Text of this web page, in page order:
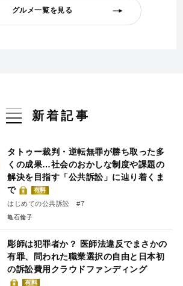
グルメ一覧を見る
新着記事
タトゥー裁判・逆転無罪が勝ち取った多
くの成果…社会のおかしな制度や課題の
解決を目指す「公共訴訟」に辿り着くま
で
有料
はじめての公共訴訟 #7
亀石倫子
彫師は犯罪者か？ 医師法違反でまさかの
有罪、問われた職業選択の自由と日本初
の訴訟費用クラウドファンディング
有料